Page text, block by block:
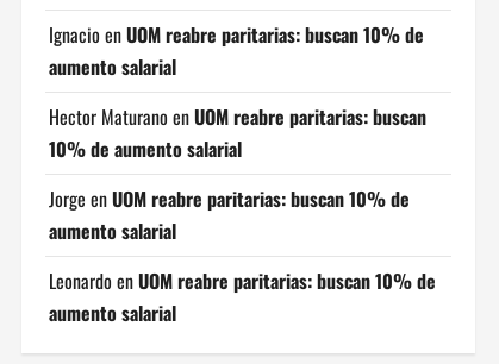
Ignacio enUOM reabre paritarias: buscan 10% de
aumento salarial
Hector Maturano enUOM reabre paritarias: buscan
10% de aumento salarial
Jorge enUOM reabre paritarias: buscan 10% de
aumento salarial
Leonardo enUOM reabre paritarias: buscan 10% de
aumento salarial